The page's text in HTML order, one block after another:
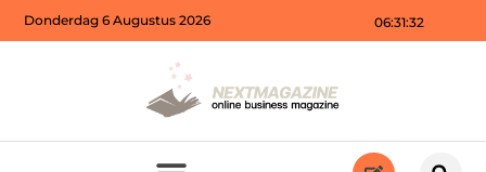
06:31:34
Donderdag 6 Augustus 2026